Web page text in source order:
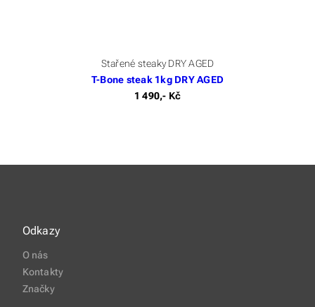
Stařené steaky DRY AGED
T-Bone steak 1kg DRY AGED
1 490,- Kč
Odkazy
O nás
Kontakty
Značky